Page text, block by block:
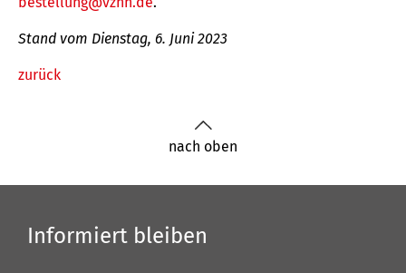
Stand vom Dienstag, 6. Juni 2023
zurück
nach oben
Informiert bleiben